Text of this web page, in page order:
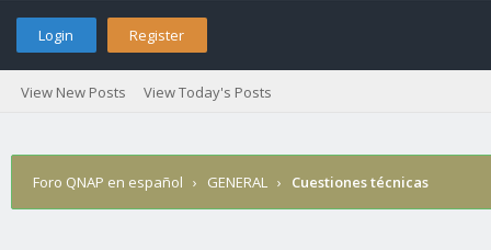
Login Register
View New Posts View Today's Posts
Foro QNAP en español › GENERAL › Cuestiones técnicas